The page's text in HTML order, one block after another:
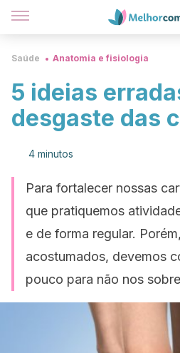
Saúde Anatomia e fisiologia
5 ideias
desgaste das
4 minutos
Para fortalecer nossas
que pratiquemos
e de forma regular.
acostumados, devemos
pouco para não nos